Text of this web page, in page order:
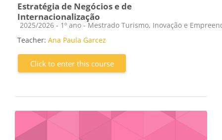
Estratégia de Negócios e de
Internacionalização
Course category
2025/2026 - 1º ano - Mestrado Turismo, Inovação e
Teacher: Ana Paula Garcez
Click to enter this course